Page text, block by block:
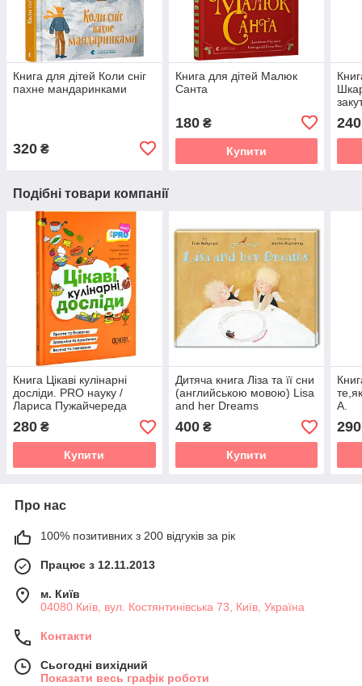
Книга для дітей Коли сніг
пахне мандаринками
320 ₴
Книга для дітей Малюк
Санта
180₴
Купити
240
Подібні товари компанії
Книга Цікаві кулінарні
досліди. PRO науку /
Лариса Пужайчереда
(українською)
280 ₴
Купити
Дитяча книга Ліза та її сни
(английською мовою) Lisa
and her Dreams
400₴
Купити
А.
290
Про нас
100% позитивних з 200 відгуків за рік
Працює з 12.11.2013
м. Київ
04080 Київ, вул. Костянтинівська 73, Київ, Україна
Контакти
Сьогодні вихідний
Показати весь графік роботи